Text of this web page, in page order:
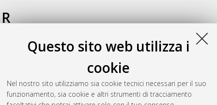
Questo sito web utilizza i
cookie
Nel nostro sito utilizziamo sia cookie tecnici necessari per il suo
funzionamento, sia cookie e altri strumenti di tracciamento
R
Renzi, Nicola(2025) More-than-music. Echosystems,
acoustemologies and histories of listening from Sápmi
[Dissertation thesis], Alma Mater Studiorum Università di
Bologna. Dottorato di ricerca inScienze storiche e
archeologiche. Memoria, civilta' e patrimonio, 37 Ciclo. DOI
10.48676/unibo/amsdottorato/12076.